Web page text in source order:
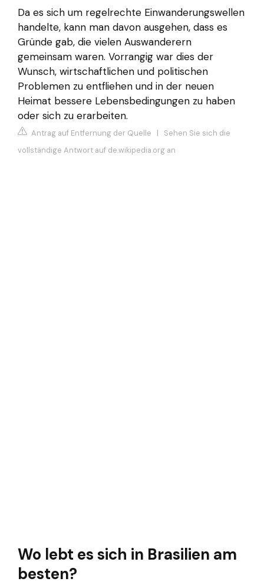
Da es sich um regelrechte Einwanderungswellen
handelte, kann man davon ausgehen, dass es
Gründe gab, die vielen Auswanderern
gemeinsam waren. Vorrangig war dies der
Wunsch, wirtschaftlichen und politischen
Problemen zu entfliehen und in der neuen
Heimat bessere Lebensbedingungen zu haben
oder sich zu erarbeiten.
Antrag auf Entfernung der Quelle | Sehen Sie sich die
vollständige Antwort auf de.wikipedia.org an
Wo lebt es sich in Brasilien am
besten?